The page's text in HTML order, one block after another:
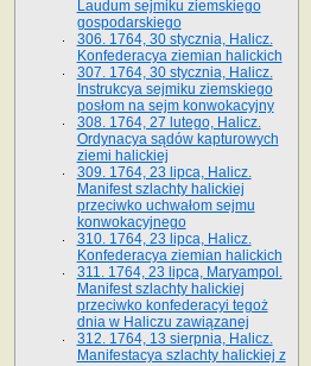
Laudum sejmiku ziemskiego
gospodarskiego
306. 1764, 30 stycznia, Halicz.
Konfederacya ziemian halickich
307. 1764, 30 stycznia, Halicz.
Instrukcya sejmiku ziemskiego
posłom na sejm konwokacyjny
308. 1764, 27 lutego, Halicz.
Ordynacya sądów kapturowych
ziemi halickiej
309. 1764, 23 lipca, Halicz.
Manifest szlachty halickiej
przeciwko uchwałom sejmu
konwokacyjnego
310. 1764, 23 lipca, Halicz.
Konfederacya ziemian halickich
311. 1764, 23 lipca, Maryampol.
Manifest szlachty halickiej
przeciwko konfederacyi tegoż
dnia w Haliczu zawiązanej
312. 1764, 13 sierpnia, Halicz.
Manifestacya szlachty halickiej z